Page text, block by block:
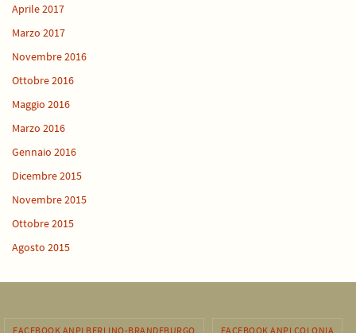
Aprile 2017
Marzo 2017
Novembre 2016
Ottobre 2016
Maggio 2016
Marzo 2016
Gennaio 2016
Dicembre 2015
Novembre 2015
Ottobre 2015
Agosto 2015
FACEBOOK ANPI BERLINO-BRANDEBURGO FACEBOOK ANPI COLONIA